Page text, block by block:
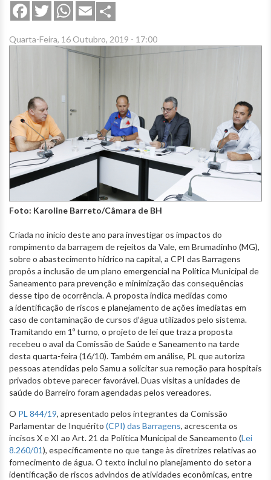
FacebookTwitterWhatsApp
Email
Quarta-Feira, 16 Outubro, 2019 - 17:00
Foto: Karoline Barreto/Câmara de BH
Criada no início deste ano para investigar os impactos do
rompimento da barragem de rejeitos da Vale, em Brumadinho (MG),
sobre o abastecimento hídrico na capital, a CPI das Barragens
propôs a inclusão de um plano emergencial na Política Municipal de
Saneamento para prevenção e minimização das consequências
desse tipo de ocorrência. A proposta indica medidas como
a identificação de riscos e planejamento de ações imediatas em
caso de contaminação de cursos d’água utilizados pelo sistema.
Tramitando em 1º turno, o projeto de lei que traz a proposta
recebeu o aval da Comissão de Saúde e Saneamento na tarde
desta quarta-feira (16/10). Também em análise, PL que autoriza
pessoas atendidas pelo Samu a solicitar sua remoção para hospitais
privados obteve parecer favorável. Duas visitas a unidades de
saúde do Barreiro foram agendadas pelos vereadores.
O PL 844/19, apresentado pelos integrantes da Comissão
Parlamentar de Inquérito (CPI) das Barragens, acrescenta os
incisos X e XI ao Art. 21 da Política Municipal de Saneamento (Lei
8.260/01), especificamente no que tange às diretrizes relativas ao
fornecimento de água. O texto inclui no planejamento do setor a
identificação de riscos advindos de atividades econômicas, entre